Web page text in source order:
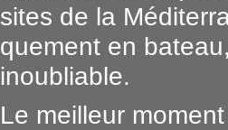
sites de la
quement en
inoubliable.
Le meilleur